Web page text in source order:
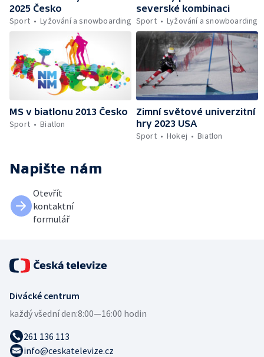
2025 Česko
Sport
Lyžování a snowboarding
severské kombinaci
Sport
Lyžování a snowboarding
MS v biatlonu 2013 Česko
Sport
Biatlon
Zimní světové univerzitní
hry 2023 USA
Sport
Hokej Biatlon
Napište nám
Otevřít
kontaktní
formulář
Divácké centrum
každý všední den:8:00—16:00 hodin
261 136 113
info@ceskatelevize.cz